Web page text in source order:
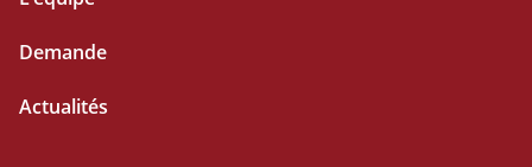
Demande
Actualités